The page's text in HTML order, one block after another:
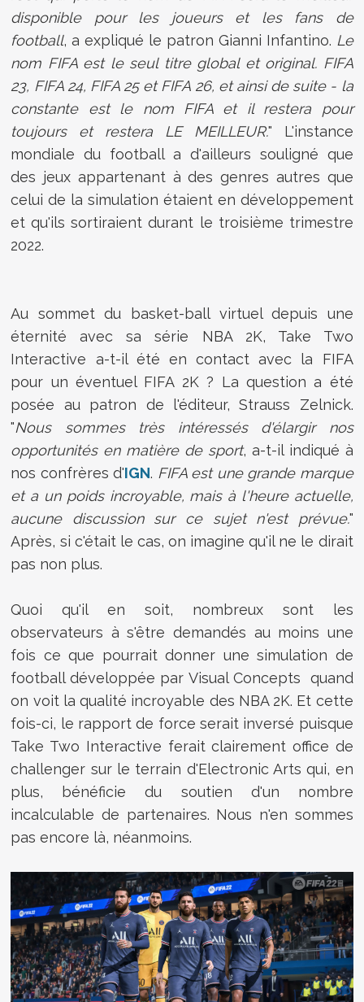
disponible pour les joueurs et les fans de
football, a expliqué le patron Gianni Infantino. Le
nom FIFA est le seul titre global et original. FIFA
23, FIFA 24, FIFA 25 et FIFA 26, et ainsi de suite - la
constante est le nom FIFA et il restera pour
toujours et restera LE MEILLEUR." L'instance
mondiale du football a d'ailleurs souligné que
des jeux appartenant à des genres autres que
celui de la simulation étaient en développement
et qu'ils sortiraient durant le troisième trimestre
2022.
Au sommet du basket-ball virtuel depuis une
éternité avec sa série NBA 2K, Take Two
Interactive a-t-il été en contact avec la FIFA
pour un éventuel FIFA 2K ? La question a été
posée au patron de l'éditeur, Strauss Zelnick.
"Nous sommes très intéressés d'élargir nos
opportunités en matière de sport, a-t-il indiqué à
nos confrères d'IGN. FIFA est une grande marque
et a un poids incroyable, mais à l'heure actuelle,
aucune discussion sur ce sujet n'est prévue."
Après, si c'était le cas, on imagine qu'il ne le dirait
pas non plus.
Quoi qu'il en soit, nombreux sont les
observateurs à s'être demandés au moins une
fois ce que pourrait donner une simulation de
football développée par Visual Concepts quand
on voit la qualité incroyable des NBA 2K. Et cette
fois-ci, le rapport de force serait inversé puisque
Take Two Interactive ferait clairement office de
challenger sur le terrain d'Electronic Arts qui, en
plus, bénéficie du soutien d'un nombre
incalculable de partenaires. Nous n'en sommes
pas encore là, néanmoins.